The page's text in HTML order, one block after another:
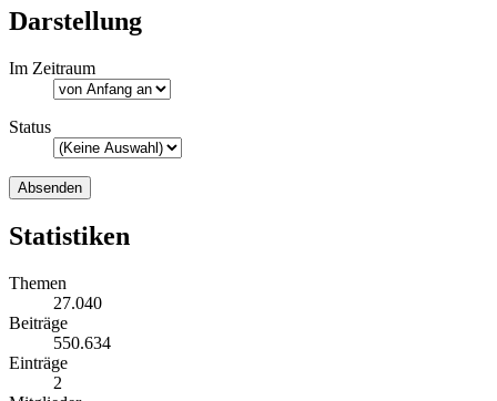
Darstellung
Im Zeitraum
Status
Statistiken
Themen
27.040
Beiträge
550.634
Einträge
2